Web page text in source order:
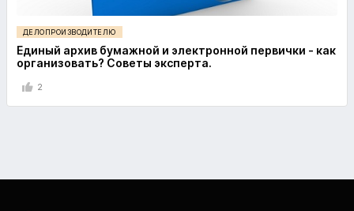
ДЕЛОПРОИЗВОДИТЕЛЮ
Единый архив бумажной и электронной первички - как
организовать? Советы эксперта.
2